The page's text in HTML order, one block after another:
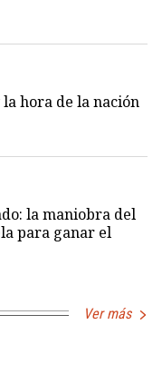
hora de la nación
la maniobra del
para ganar el
Ver más